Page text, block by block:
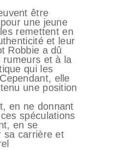
être
une jeune
remettent en
et leur
Robbie a dû
et à la
qui les
elle
une position
en ne donnant
spéculations
en se
sa carrière et